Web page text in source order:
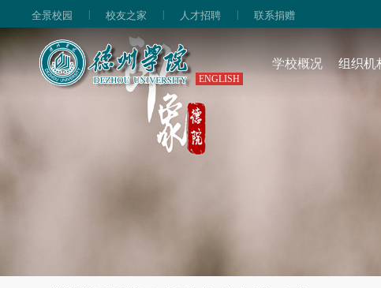
全景校园 | 校友之家 | 人才招聘 | 联系捐赠
ENGLISH
学校概况 组织机